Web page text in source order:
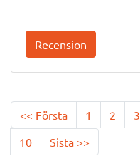
Recension
<< Första 1 2 3
10
Sista >>